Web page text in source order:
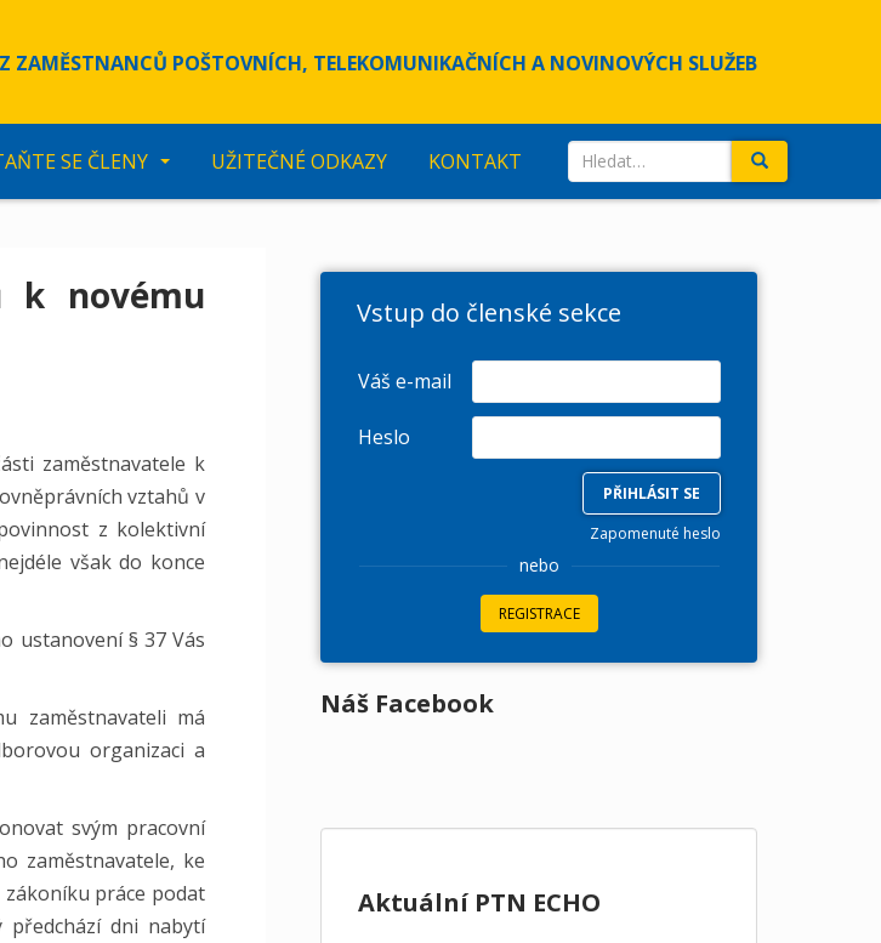
ZAMĚSTNANCŮ POŠTOVNÍCH, TELEKOMUNIKAČNÍCH A NOVINOVÝCH SLUŽEB
SE ČLENY UŽITEČNÉ ODKAZY KONTAKT
for:
k novému
zaměstnavatele k
vztahů v
z kolektivní
však do konce
ustanovení § 37 Vás
zaměstnavateli má
organizaci a
svým pracovní
zaměstnavatele, ke
zákoníku práce podat
předchází dni nabytí
Vstup do členské sekce
Váš e-mail
Heslo
Zapomenuté heslo
nebo
REGISTRACE
Náš Facebook
Aktuální PTN ECHO